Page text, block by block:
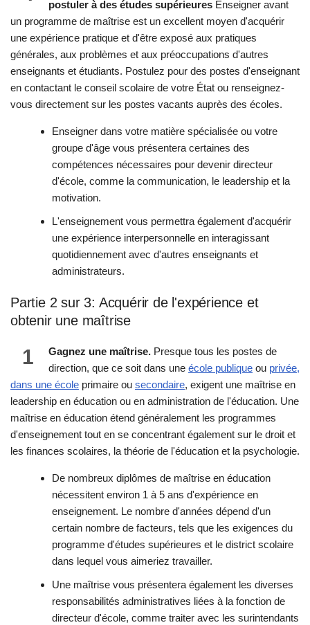
postuler à des études supérieures Enseigner avant
un programme de maîtrise est un excellent moyen d'acquérir
une expérience pratique et d'être exposé aux pratiques
générales, aux problèmes et aux préoccupations d'autres
enseignants et étudiants. Postulez pour des postes d'enseignant
en contactant le conseil scolaire de votre État ou renseignez-
vous directement sur les postes vacants auprès des écoles.
Enseigner dans votre matière spécialisée ou votre
groupe d'âge vous présentera certaines des
compétences nécessaires pour devenir directeur
d'école, comme la communication, le leadership et la
motivation.
L'enseignement vous permettra également d'acquérir
une expérience interpersonnelle en interagissant
quotidiennement avec d'autres enseignants et
administrateurs.
Partie 2 sur 3: Acquérir de l'expérience et
obtenir une maîtrise
1 Gagnez une maîtrise. Presque tous les postes de
direction, que ce soit dans une école publique ou privée,
dans une école primaire ou secondaire, exigent une maîtrise en
leadership en éducation ou en administration de l'éducation. Une
maîtrise en éducation étend généralement les programmes
d'enseignement tout en se concentrant également sur le droit et
les finances scolaires, la théorie de l'éducation et la psychologie.
De nombreux diplômes de maîtrise en éducation
nécessitent environ 1 à 5 ans d'expérience en
enseignement. Le nombre d'années dépend d'un
certain nombre de facteurs, tels que les exigences du
programme d'études supérieures et le district scolaire
dans lequel vous aimeriez travailler.
Une maîtrise vous présentera également les diverses
responsabilités administratives liées à la fonction de
directeur d'école, comme traiter avec les surintendants